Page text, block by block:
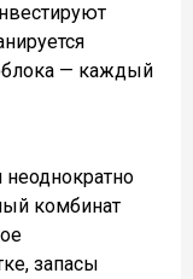
— каждый
комбинат
запасы